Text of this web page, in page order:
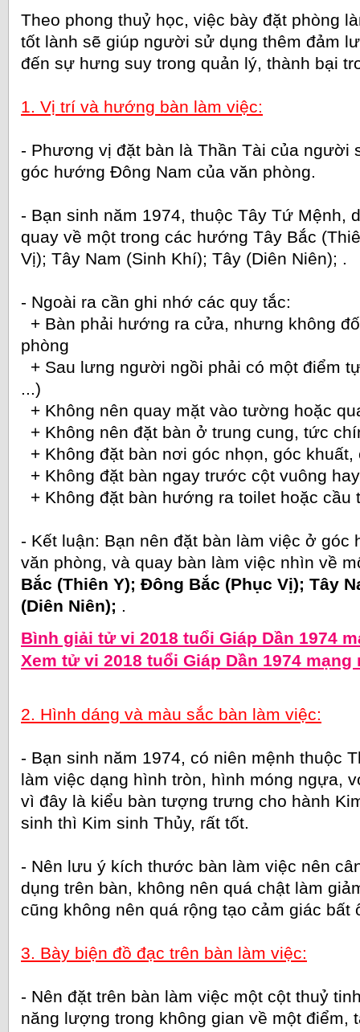
Theo phong thuỷ học, việc bày đặt phòng
tốt lành sẽ giúp người sử dụng thêm đảm
đến sự hưng suy trong quản lý, thành bại
1. Vị trí và hướng bàn làm việc:
- Phương vị đặt bàn là Thần Tài của người
góc hướng Đông Nam của văn phòng.
- Bạn sinh năm 1974, thuộc Tây Tứ Mệnh,
quay về một trong các hướng Tây Bắc
Vị); Tây Nam (Sinh Khí); Tây (Diên Niên); .
- Ngoài ra cần ghi nhớ các quy tắc:
+ Bàn phải hướng ra cửa, nhưng không
phòng
+ Sau lưng người ngồi phải có một điểm
...)
+ Không nên quay mặt vào tường hoặc
+ Không nên đặt bàn ở trung cung, tức
+ Không đặt bàn nơi góc nhọn, góc
+ Không đặt bàn ngay trước cột vuông
+ Không đặt bàn hướng ra toilet hoặc cầu
- Kết luận: Bạn nên đặt bàn làm việc ở
văn phòng, và quay bàn làm việc nhìn về
Bắc (Thiên Y); Đông Bắc (Phục Vị); Tây
(Diên Niên); .
Bình giải tử vi 2018 tuổi Giáp Dần 1974
Xem tử vi 2018 tuổi Giáp Dần 1974 mạng
2. Hình dáng và màu sắc bàn làm việc:
- Bạn sinh năm 1974, có niên mệnh thuộc
làm việc dạng hình tròn, hình móng ngựa,
vì đây là kiểu bàn tượng trưng cho hành
sinh thì Kim sinh Thủy, rất tốt.
- Nên lưu ý kích thước bàn làm việc nên
dụng trên bàn, không nên quá chật làm
cũng không nên quá rộng tạo cảm giác bất
3. Bày biện đồ đạc trên bàn làm việc:
- Nên đặt trên bàn làm việc một cột thuỷ
năng lượng trong không gian về một điểm,